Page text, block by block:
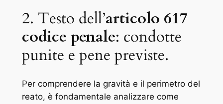
2. Testo dell’articolo 617
codice penale: condotte
punite e pene previste.
Per comprendere la gravità e il perimetro del
reato, è fondamentale analizzare come